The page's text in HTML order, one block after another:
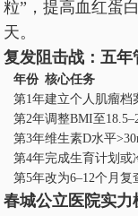
粒”，提高血红蛋
天。
复发阻击战：五年
年份 核心任务
第1年建立个人肌瘤档
第2年调整BMI至
第3年维生素D水平
第4年完成生育计划或
第5年改为6–12个月复
春城公立医院实力